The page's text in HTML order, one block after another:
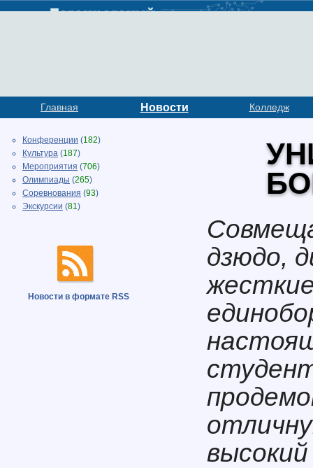
Главная Новости Колледж
Конференции (182)
Культура (187)
Мероприятия (706)
Олимпиады (265)
Соревнования (93)
Экскурсии (81)
Новости в формате RSS
дзюдо,